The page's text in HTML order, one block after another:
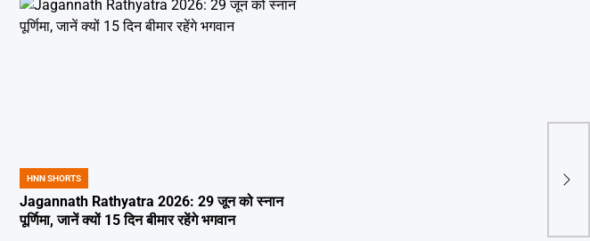
POSTED
IN
HNN SHORTS
Jagannath Rathyatra 2026: 29 जून को स्नान
पूर्णिमा, जानें क्यों 15 दिन बीमार रहेंगे भगवान
जून